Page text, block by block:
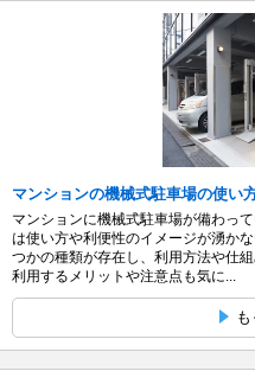
マンションの機械式駐車場の使い
マンションに機械式駐車場が備わっ
は使い方や利便性のイメージが湧か
つかの種類が存在し、利用方法や仕
利用するメリットや注意点も気に...